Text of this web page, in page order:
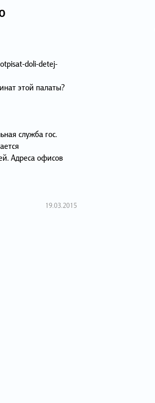
doli-detej-
этой палаты?
служба гос.
Адреса офисов
19.03.2015